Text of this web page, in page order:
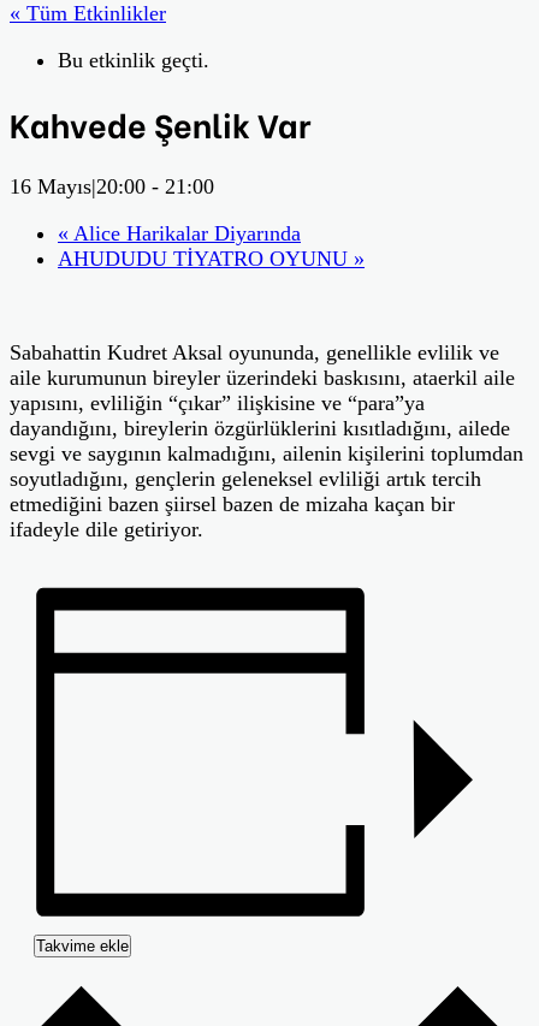
« Tüm Etkinlikler
Bu etkinlik geçti.
Kahvede Şenlik Var
16 Mayıs|20:00 - 21:00
« Alice Harikalar Diyarında
AHUDUDU TİYATRO OYUNU »
Sabahattin Kudret Aksal oyununda, genellikle evlilik ve
aile kurumunun bireyler üzerindeki baskısını, ataerkil aile
yapısını, evliliğin “çıkar” ilişkisine ve “para”ya
dayandığını, bireylerin özgürlüklerini kısıtladığını, ailede
sevgi ve saygının kalmadığını, ailenin kişilerini toplumdan
soyutladığını, gençlerin geleneksel evliliği artık tercih
etmediğini bazen şiirsel bazen de mizaha kaçan bir
ifadeyle dile getiriyor.
Takvime ekle